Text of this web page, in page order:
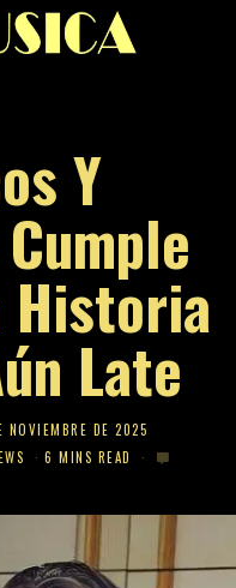
Y
Historia
Late
NOVIEMBRE DE 2025
6 MINS READ